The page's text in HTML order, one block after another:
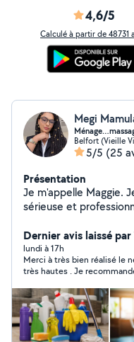
4,6/5
Calculé à partir de 48731
Megi
Belfort (Vieille
5/5 (25
Présentation
Je m'appelle Maggie.
sérieuse et
clients sont ma priorité
également nous occuper de
également des
certifiée. Je travaille
personnes âgées, en
chacun. .... Je propose des massages à domicile. Je me
déplace directement chez
besoin, veuillez me
Dernier avis laissé
lundi à 17h
Merci à très bien réalisé le
très hautes . Je